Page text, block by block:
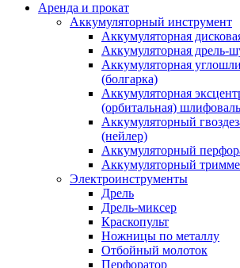
Аренда и прокат
Аккумуляторный инструмент
Аккумуляторная
Аккумуляторная дрель-
Аккумуляторная
(болгарка)
Аккумуляторная
(орбитальная)
Аккумуляторный
(нейлер)
Аккумуляторный
Аккумуляторный
Электроинструменты
Дрель
Дрель-миксер
Краскопульт
Ножницы по металлу
Отбойный молоток
Перфоратор